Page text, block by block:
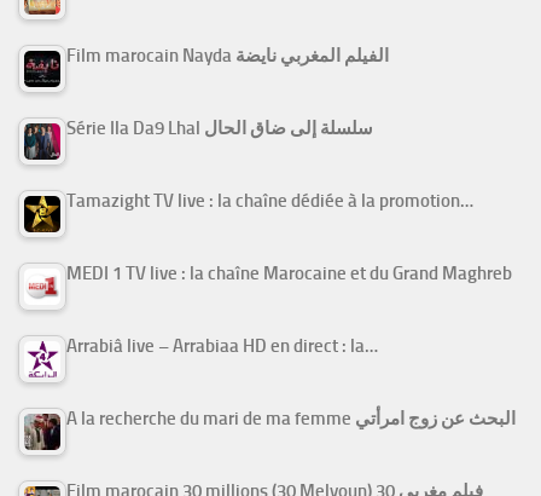
Film marocain Nayda الفيلم المغربي نايضة
Série Ila Da9 Lhal سلسلة إلى ضاق الحال
Tamazight TV live : la chaîne dédiée à la promotion…
MEDI 1 TV live : la chaîne Marocaine et du Grand Maghreb
Arrabiâ live – Arrabiaa HD en direct : la…
A la recherche du mari de ma femme البحث عن زوج امرأتي
Film marocain 30 millions (30 Melyoun) فيلم مغربي 30